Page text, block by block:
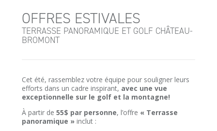
OFFRES ESTIVALES
TERRASSE PANORAMIQUE ET GOLF CHÂTEAU-
BROMONT
Cet été, rassemblez votre équipe pour souligner leurs
efforts dans un cadre inspirant, avec une vue
exceptionnelle sur le golf et la montagne!
À partir de 55$ par personne, l’offre « Terrasse
panoramique »inclut :